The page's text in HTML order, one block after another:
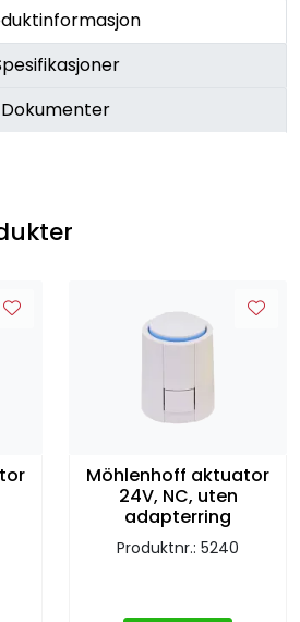
Dokumenter
Möhlenhoff aktuator
24V, NC, uten
adapterring
Produktnr.: 5240